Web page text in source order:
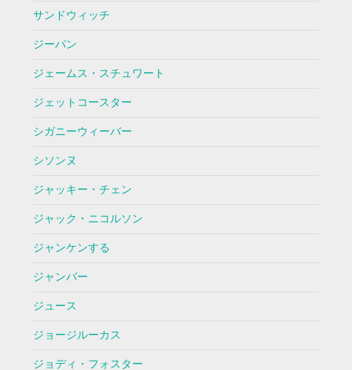
サンドウィッチ
ジーパン
ジェームス・スチュワート
ジェットコースター
シガニーウィーバー
シソンヌ
ジャッキー・チェン
ジャック・ニコルソン
ジャンケンする
ジャンバー
ジュース
ジョージルーカス
ジョディ・フォスター